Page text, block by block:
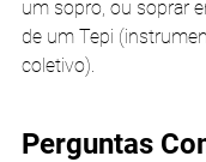
um sopro, ou soprar
de um Tepi
coletivo).
Perguntas